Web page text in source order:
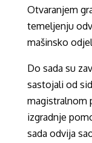
Otvaranjem
temeljenju
mašinsko
Do sada su
sastojali od
magistralnom
izgradnje
sada odvija